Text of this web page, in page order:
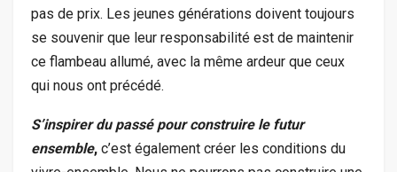
pas de prix. Les jeunes générations doivent toujours
se souvenir que leur responsabilité est de maintenir
ce flambeau allumé, avec la même ardeur que ceux
qui nous ont précédé.
S’inspirer du passé pour construire le futur
ensemble, c’est également créer les conditions du